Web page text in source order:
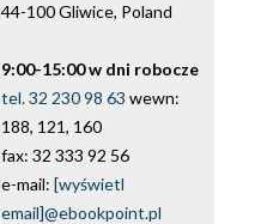
44-100 Gliwice, Poland
9:00-15:00 w dni robocze
tel. 32 230 98 63 wewn:
188, 121, 160
fax: 32 333 92 56
e-mail: [wyświetl
email]@ebookpoint.pl